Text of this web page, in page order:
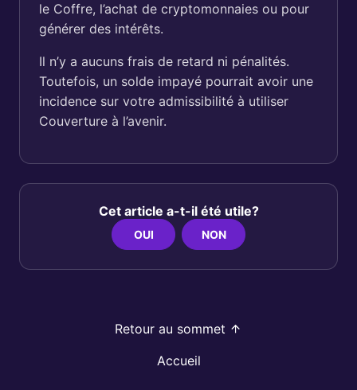
le Coffre, l’achat de cryptomonnaies ou pour
générer des intérêts.
Il n’y a aucuns frais de retard ni pénalités.
Toutefois, un solde impayé pourrait avoir une
incidence sur votre admissibilité à utiliser
Couverture à l’avenir.
Cet article a-t-il été utile?
OUI NON
Retour au sommet
Accueil